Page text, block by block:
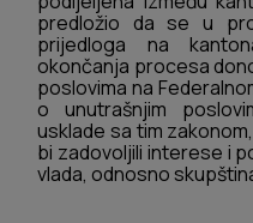
predložio da se u
prijedloga na
okončanja procesa
poslovima na
o unutrašnjim
usklade sa tim
bi zadovoljili interese i
vlada, odnosno